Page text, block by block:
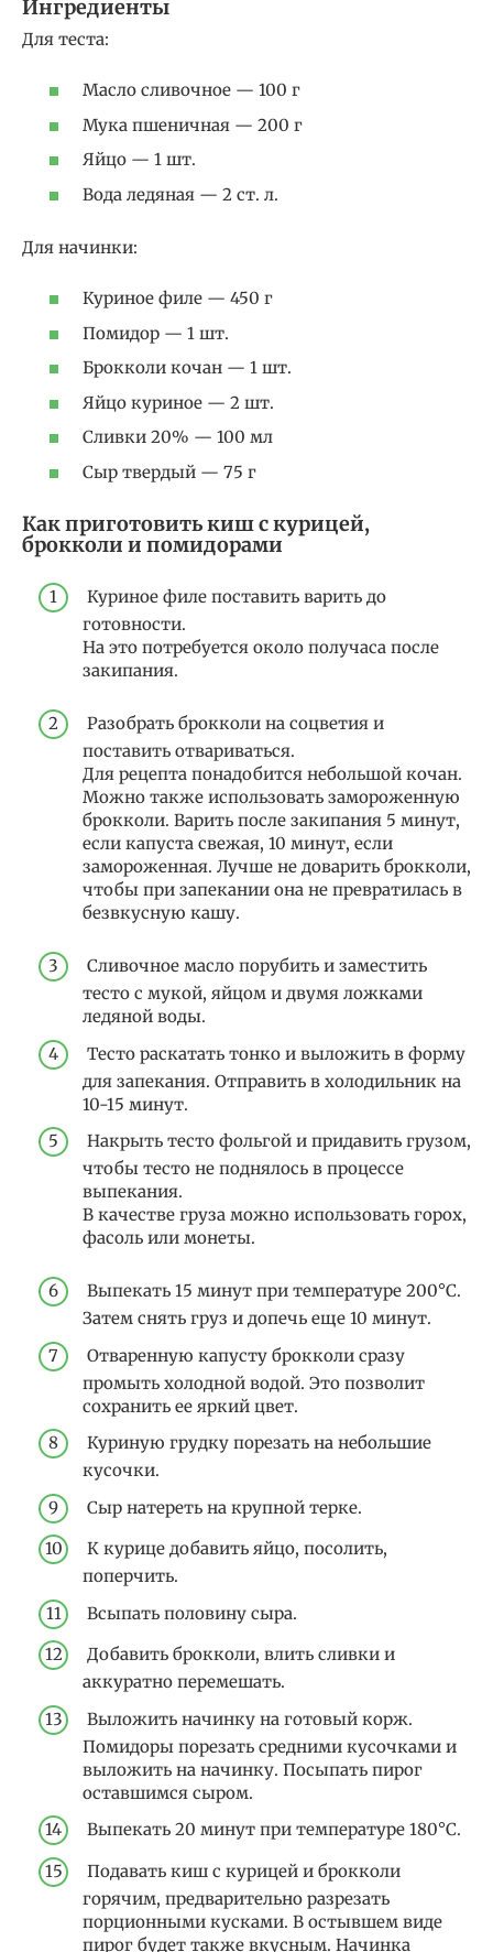
Ингредиенты
Для теста:
Масло сливочное — 100 г
Мука пшеничная — 200 г
Яйцо — 1 шт.
Вода ледяная — 2 ст. л.
Для начинки:
Куриное филе — 450 г
Помидор — 1 шт.
Брокколи кочан — 1 шт.
Яйцо куриное — 2 шт.
Сливки 20% — 100 мл
Сыр твердый — 75 г
Как приготовить киш с курицей,
брокколи и помидорами
Куриное филе поставить варить до
готовности.
На это потребуется около получаса после
закипания.
Разобрать брокколи на соцветия и
поставить отвариваться.
Для рецепта понадобится небольшой кочан.
Можно также использовать замороженную
брокколи. Варить после закипания 5 минут,
если капуста свежая, 10 минут, если
замороженная. Лучше не доварить брокколи,
чтобы при запекании она не превратилась в
безвкусную кашу.
Сливочное масло порубить и заместить
тесто с мукой, яйцом и двумя ложками
ледяной воды.
Тесто раскатать тонко и выложить в форму
для запекания. Отправить в холодильник на
10-15 минут.
Накрыть тесто фольгой и придавить грузом,
чтобы тесто не поднялось в процессе
выпекания.
В качестве груза можно использовать горох,
фасоль или монеты.
Выпекать 15 минут при температуре 200°С.
Затем снять груз и допечь еще 10 минут.
Отваренную капусту брокколи сразу
промыть холодной водой. Это позволит
сохранить ее яркий цвет.
Куриную грудку порезать на небольшие
кусочки.
Сыр натереть на крупной терке.
К курице добавить яйцо, посолить,
поперчить.
Всыпать половину сыра.
Добавить брокколи, влить сливки и
аккуратно перемешать.
Выложить начинку на готовый корж.
Помидоры порезать средними кусочками и
выложить на начинку. Посыпать пирог
оставшимся сыром.
Выпекать 20 минут при температуре 180°С.
Подавать киш с курицей и брокколи
горячим, предварительно разрезать
порционными кусками. В остывшем виде
пирог будет также вкусным. Начинка